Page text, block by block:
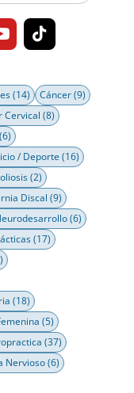
(14) Cáncer(9)
Cervical (8)
(6)
/ Deporte (16)
(2)
Discal (9)
(6)
(17)
(18)
(5)
(37)
Nervioso(6)